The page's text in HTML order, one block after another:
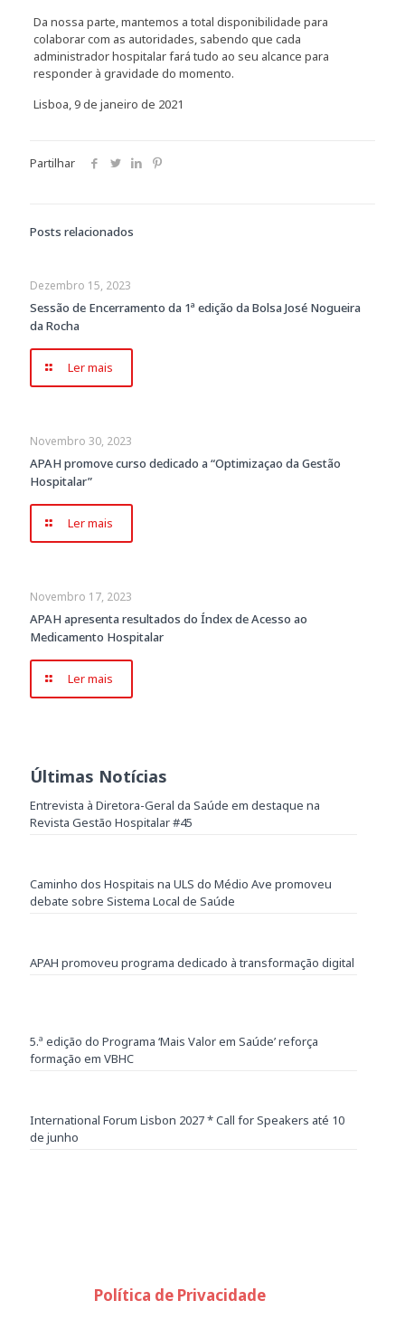
Da nossa parte, mantemos a total disponibilidade para
colaborar com as autoridades, sabendo que cada
administrador hospitalar fará tudo ao seu alcance para
responder à gravidade do momento.
Lisboa, 9 de janeiro de 2021
Partilhar
Posts relacionados
Dezembro 15, 2023
Sessão de Encerramento da 1ª edição da Bolsa José Nogueira
da Rocha
Ler mais
Novembro 30, 2023
APAH promove curso dedicado a “Optimizaçao da Gestão
Hospitalar”
Ler mais
Novembro 17, 2023
APAH apresenta resultados do Índex de Acesso ao
Medicamento Hospitalar
Ler mais
Últimas Notícias
Entrevista à Diretora-Geral da Saúde em destaque na
Revista Gestão Hospitalar #45
Caminho dos Hospitais na ULS do Médio Ave promoveu
debate sobre Sistema Local de Saúde
APAH promoveu programa dedicado à transformação digital
5.ª edição do Programa ‘Mais Valor em Saúde’ reforça
formação em VBHC
International Forum Lisbon 2027 * Call for Speakers até 10
de junho
Política de Privacidade